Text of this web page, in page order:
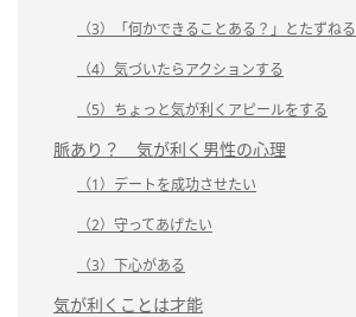
（3）「何かできることある？」とたずねる
（4）気づいたらアクションする
（5）ちょっと気が利くアピールをする
脈あり？ 気が利く男性の心理
（1）デートを成功させたい
（2）守ってあげたい
（3）下心がある
気が利くことは才能